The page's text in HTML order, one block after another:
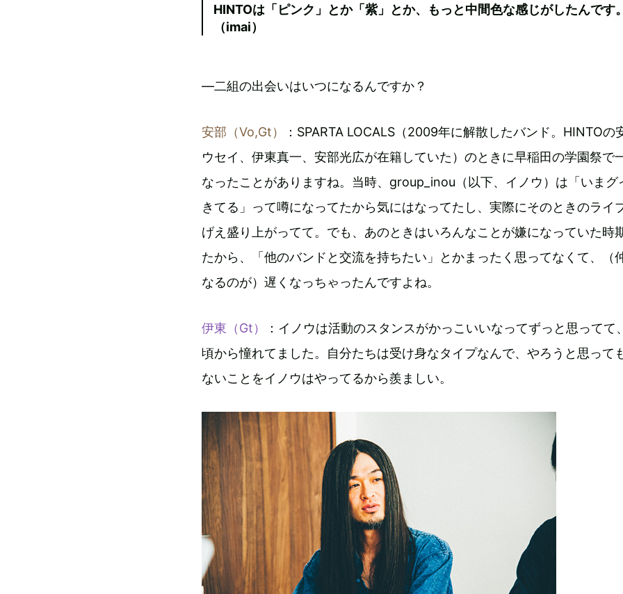
HINTOは「ピンク」とか「紫」とか、もっと中間色な感じがしたんです。
（imai）
―二組の出会いはいつになるんですか？
安部（Vo,Gt）
：SPARTA LOCALS（2009年に解散したバンド。HINTOの
ウセイ、伊東真一、安部光広が在籍していた）のときに早稲田の学園祭で
なったことがありますね。当時、group_inou（以下、イノウ）は「いまグ
きてる」って噂になってたから気にはなってたし、実際にそのときのライ
げえ盛り上がってて。でも、あのときはいろんなことが嫌になっていた時
たから、「他のバンドと交流を持ちたい」とかまったく思ってなくて、（
なるのが）遅くなっちゃったんですよね。
伊東（Gt）
：イノウは活動のスタンスがかっこいいなってずっと思ってて
頃から憧れてました。自分たちは受け身なタイプなんで、やろうと思って
ないことをイノウはやってるから羨ましい。